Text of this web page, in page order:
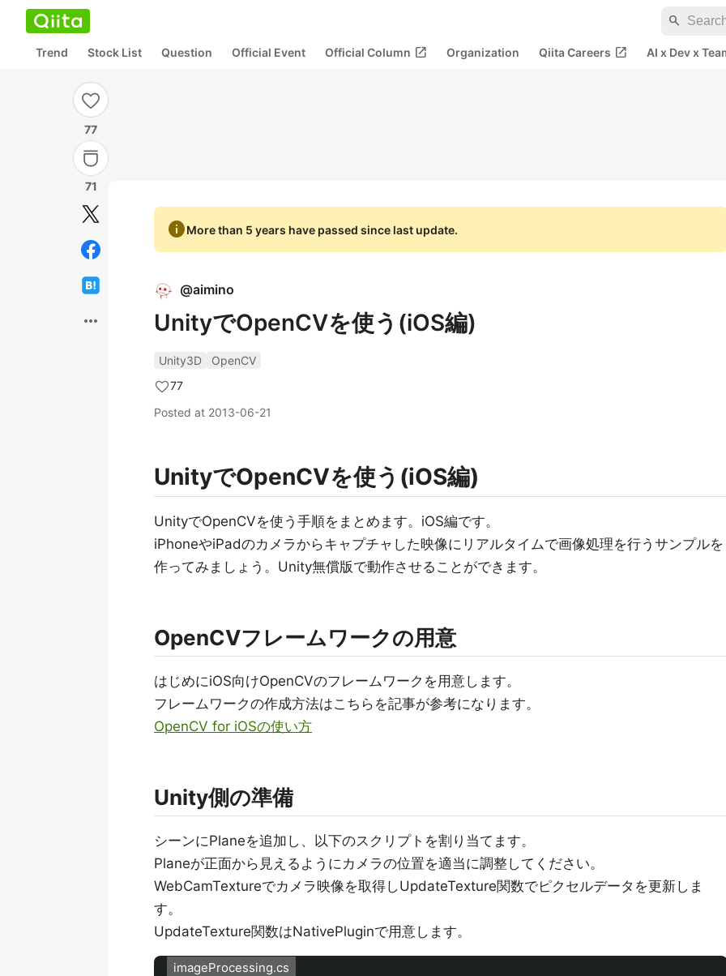
search
Trend Stock List Question Official Event Official Column open_in_new Organization Qiita Careers open_in_new AI x Dev x
77
71
more_horiz
infoMore than 5 years have passed since last update.
@aimino
UnityでOpenCVを使う(iOS編)
Unity3D
OpenCV
77
Posted at 2013-06-21
UnityでOpenCVを使う(iOS編)
UnityでOpenCVを使う手順をまとめます。iOS編です。
iPhoneやiPadのカメラからキャプチャした映像にリアルタイムで画像処理を行うサンプルを
作ってみましょう。Unity無償版で動作させることができます。
OpenCVフレームワークの用意
はじめにiOS向けOpenCVのフレームワークを用意します。
フレームワークの作成方法はこちらを記事が参考になります。
OpenCV for iOSの使い方
Unity側の準備
シーンにPlaneを追加し、以下のスクリプトを割り当てます。
Planeが正面から見えるようにカメラの位置を適当に調整してください。
WebCamTextureでカメラ映像を取得しUpdateTexture関数でピクセルデータを更新しま
す。
UpdateTexture関数はNativePluginで用意します。
imageProcessing.cs